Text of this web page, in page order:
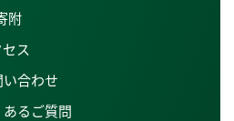
附
ス
い合わせ
あるご質問